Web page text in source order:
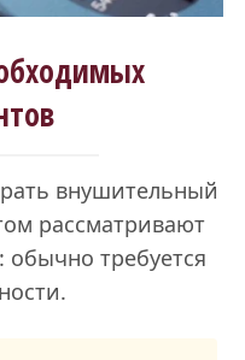
внушительный
рассматривают
требуется